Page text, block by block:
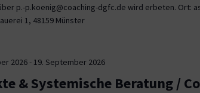
p.-p.koenig@coaching-dgfc.de wird erbeten. Ort:
1, 48159 Münster
2026- 19. September 2026
& Systemische Beratung /